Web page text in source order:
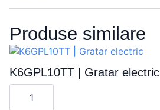
Produse similare
K6GPL10TT | Gratar electric
Cantitate
K6GPL10TT